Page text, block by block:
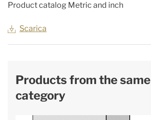
Product catalog Metric and inch
Scarica
Products from the same
category